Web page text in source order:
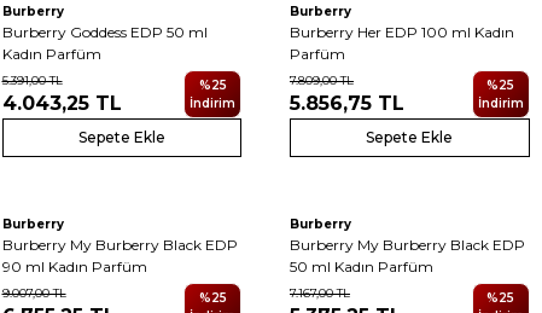
Burberry
Burberry Goddess EDP 50 ml
Kadın Parfüm
5.391,00TL
4.043,25TL
%25
İndirim
Sepete Ekle
Burberry
Burberry Her EDP 100 ml Kadın
Parfüm
7.809,00TL
5.856,75 TL
%25
İndirim
Sepete Ekle
Burberry
Burberry My Burberry Black EDP
90 ml Kadın Parfüm
9.007,00TL %25
Burberry
Burberry My Burberry Black EDP
50 ml Kadın Parfüm
7.167,00TL %25